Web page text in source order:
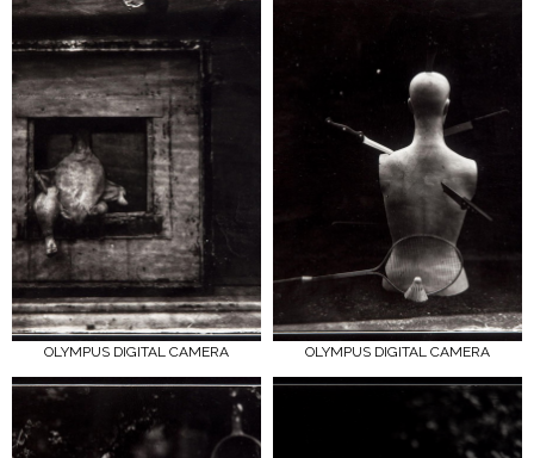
OLYMPUS DIGITAL CAMERA OLYMPUS DIGITAL CAMERA